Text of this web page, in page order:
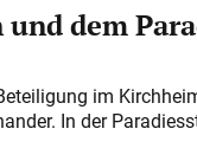
und dem
im
In der